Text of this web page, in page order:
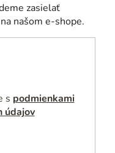
zasielať
našom e-shope.
s podmienkami
údajov